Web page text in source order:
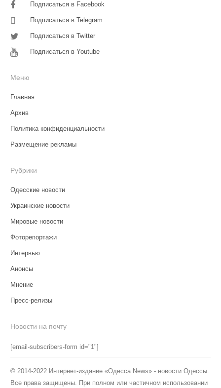
Подписаться в Facebook
Подписаться в Telegram
Подписаться в Twitter
Подписаться в Youtube
Меню
Главная
Архив
Политика конфиденциальности
Размещение рекламы
Рубрики
Одесские новости
Украинские новости
Мировые новости
Фоторепортажи
Интервью
Анонсы
Мнение
Пресс-релизы
Новости на почту
[email-subscribers-form id="1"]
© 2014-2022 Интернет-издание «Одесса News» - новости Одессы.
Все права защищены. При полном или частичном использовании